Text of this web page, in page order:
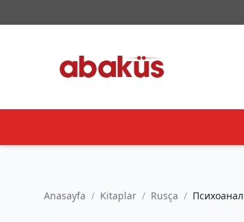
Anasayfa / Kitaplar / Rusça /